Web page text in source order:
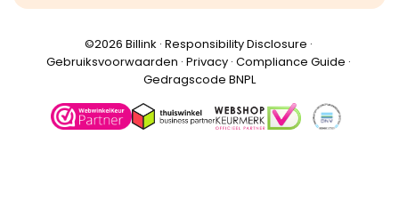
©️2026 Billink · Responsibility Disclosure ·
Gebruiksvoorwaarden · Privacy· Compliance Guide ·
Gedragscode BNPL